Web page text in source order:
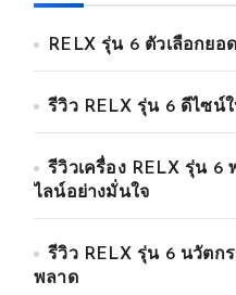
RELX รุ่น 6 ตัวเลือกย
รีวิว RELX รุ่น 6 ดีไซน์
รีวิวเครื่อง RELX รุ่น 6
ไลน์อย่างมั่นใจ
รีวิว RELX รุ่น 6 นวัตก
พลาด